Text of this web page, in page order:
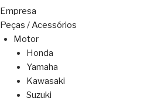
Empresa
Peças / Acessórios
Motor
Honda
Yamaha
Kawasaki
Suzuki